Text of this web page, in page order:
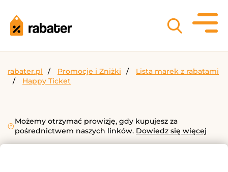
rabater.pl Promocje i Zniżki
Lista marek z rabatami
Happy Ticket
Możemy otrzymać prowizję, gdy kupujesz za
pośrednictwem naszych linków. Dowiedz się więcej